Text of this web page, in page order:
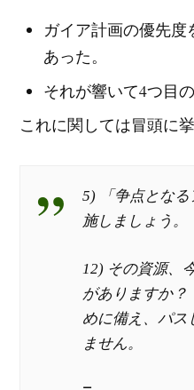
ガイア計画の優先
あった。
それが響いて4つ目
これに関しては冒頭に
5) 「争点とな
施しましょう。
12) その資源、
がありますか
めに備え、パス
ません。